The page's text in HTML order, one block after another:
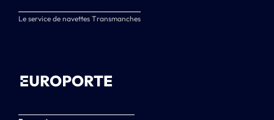
Le service de navettes Transmanches